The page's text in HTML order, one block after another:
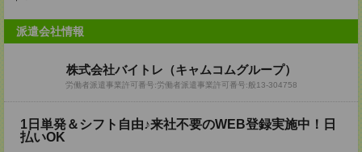
派遣会社情報
株式会社バイトレ（キャムコムグループ）
労働者派遣事業許可番号:労働者派遣事業許可番号:般13-304758
1日単発＆シフト自由♪来社不要のWEB登録実施中！日
払いOK